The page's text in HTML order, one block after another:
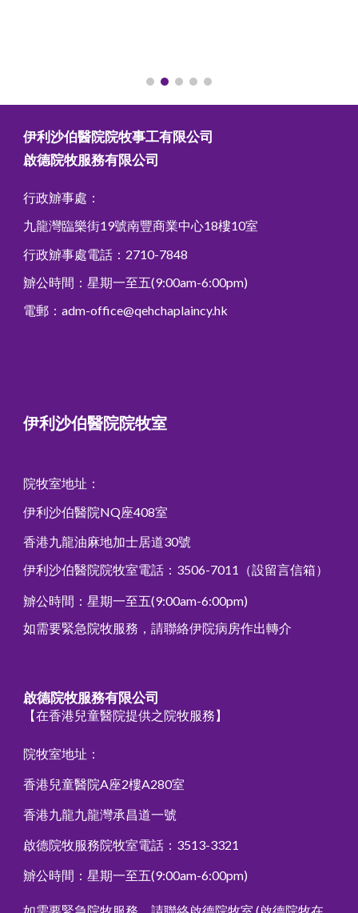
伊利沙伯醫院院牧事工有限公司
啟德院牧服務有限公司
行政辧事處：
九龍灣臨樂街19號南豐商業中心18樓10室
行政辧事處電話：2710-7848
辧公時間 ：星期一至五(9:00am-6:00pm)
電郵：adm-office@qehchaplaincy.hk
伊利沙伯醫院院牧室
院牧室地址：
伊利沙伯醫院NQ座408室
香港九龍油麻地加士居道30號
伊利沙伯醫院院牧室電話：3506-7011
（設留言信箱）
辧公時間 ：星期一至五(9:00am-6:00pm)
如需要緊急院牧服務，請聯絡伊院病房作出轉介
啟德院牧服務有限公司
【在香港兒童醫院提供之院牧服務】
院牧室地址：
香港兒童醫院A座2樓A280室
香港九龍九龍灣承昌道一號
啟德院牧服務院牧室電話：3513-3321
辧公時間 ：星期一至五(9:00am-6:00pm)